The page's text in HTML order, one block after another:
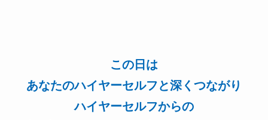
この日は
あなたのハイヤーセルフと深くつながり
ハイヤーセルフからの